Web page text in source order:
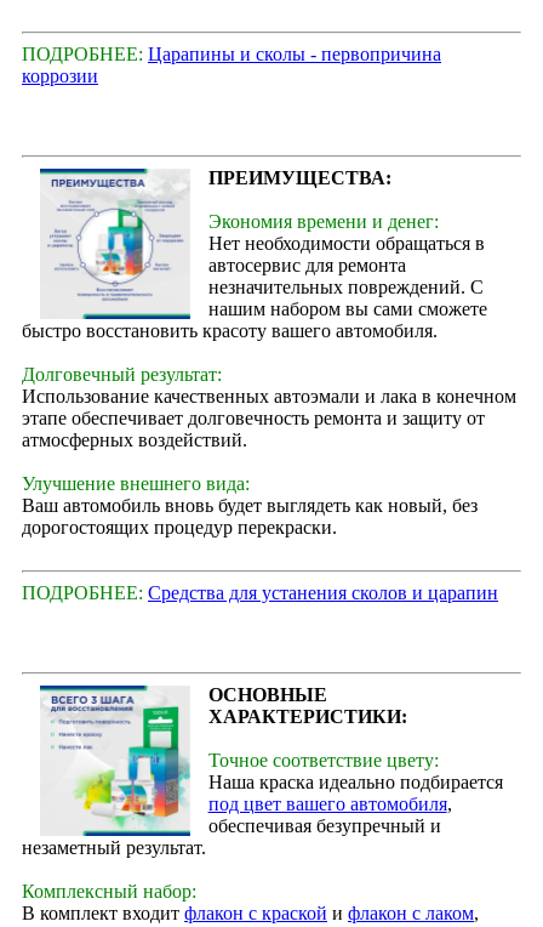
ПОДРОБНЕЕ: Царапины и сколы - первопричина
коррозии
ПРЕИМУЩЕСТВА:
Экономия времени и денег:
Нет необходимости обращаться в
автосервис для ремонта
незначительных повреждений. С
нашим набором вы сами сможете
быстро восстановить красоту вашего автомобиля.
Долговечный результат:
Использование качественных автоэмали и лака в конечном
этапе обеспечивает долговечность ремонта и защиту от
атмосферных воздействий.
Улучшение внешнего вида:
Ваш автомобиль вновь будет выглядеть как новый, без
дорогостоящих процедур перекраски.
ПОДРОБНЕЕ: Средства для устанения сколов и царапин
ОСНОВНЫЕ
ХАРАКТЕРИСТИКИ:
Точное соответствие цвету:
Наша краска идеально подбирается
под цвет вашего автомобиля,
обеспечивая безупречный и
незаметный результат.
Комплексный набор:
В комплект входит флакон с краской и флакон с лаком,